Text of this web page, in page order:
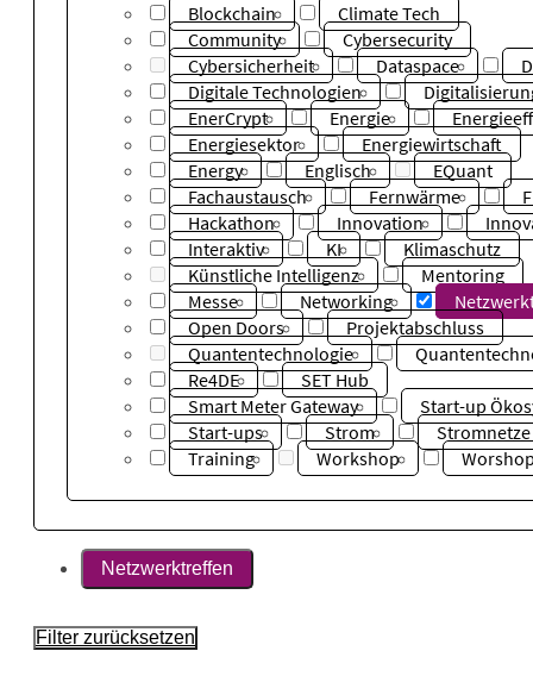
Blockchain
Climate Tech
Community
Cybersecurity
Cybersicherheit
Dataspace
Digitale Technologien
EnerCrypt
Energie
Energiesektor
Energiewirtschaft
Energy
Englisch
EQuant
Fachaustausch
Fernwärme
Hackathon
Innovation
Interaktiv
KI
Klimaschutz
Künstliche Intelligenz
Mentoring
Messe
Networking
Open Doors
Projektabschluss
Quantentechnologie
Re4DE
SET Hub
Smart Meter Gateway
Start-up
Start-ups
Strom
Stromnetze
Training
Workshop
Netzwerktreffen
Filter zurücksetzen